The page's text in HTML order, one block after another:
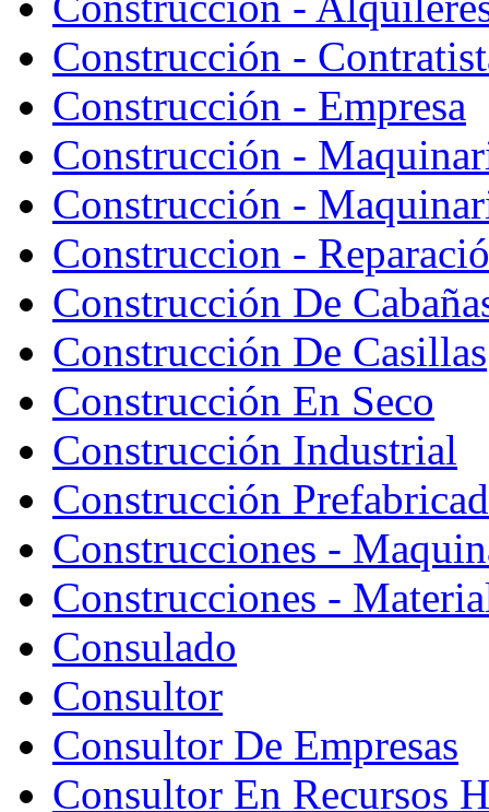
Construcción -
Construcción - Empresa
Construcción -
Construcción -
Construccion -
Construcción De
Construcción De Casillas
Construcción En Seco
Construcción Industrial
Construcción
Construcciones -
Construcciones -
Consulado
Consultor
Consultor De Empresas
Consultor En Recursos